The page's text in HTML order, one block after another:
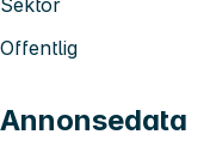
Offentlig
Annonsedata